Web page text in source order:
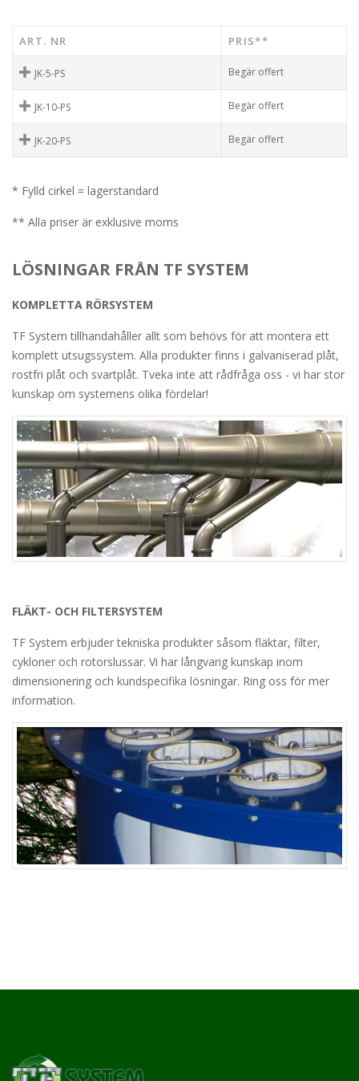
ART. NR PRIS**
JK-5-PS Begär offert
JK-10-PS Begär offert
JK-20-PS Begär offert
* Fylld cirkel = lagerstandard
** Alla priser är exklusive moms
LÖSNINGAR FRÅN TF SYSTEM
KOMPLETTA RÖRSYSTEM
TF System tillhandahåller allt som behövs för att montera ett
komplett utsugssystem. Alla produkter finns i galvaniserad plåt,
rostfri plåt och svartplåt. Tveka inte att rådfråga oss - vi har stor
kunskap om systemens olika fördelar!
FLÄKT- OCH FILTERSYSTEM
TF System erbjuder tekniska produkter såsom fläktar, filter,
cykloner och rotorslussar. Vi har långvarig kunskap inom
dimensionering och kundspecifika lösningar. Ring oss för mer
information.